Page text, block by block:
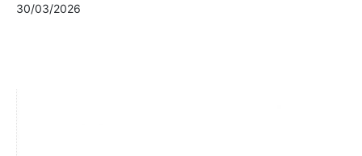
30/03/2026